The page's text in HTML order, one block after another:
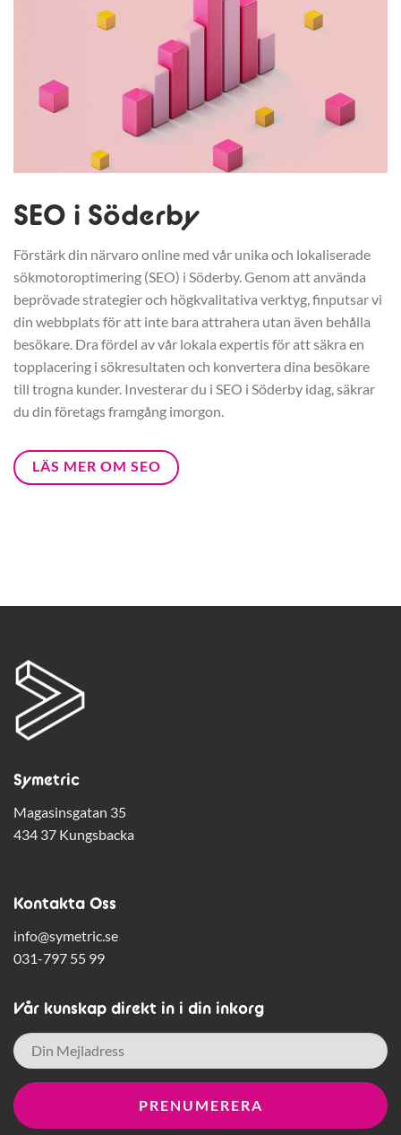
SEO i Söderby
Förstärk din närvaro online med vår unika och lokaliserade
sökmotoroptimering (SEO) i Söderby. Genom att använda
beprövade strategier och högkvalitativa verktyg, finputsar vi
din webbplats för att inte bara attrahera utan även behålla
besökare. Dra fördel av vår lokala expertis för att säkra en
topplacering i sökresultaten och konvertera dina besökare
till trogna kunder. Investerar du i SEO i Söderby idag, säkrar
du din företags framgång imorgon.
LÄS MER OM SEO
Symetric
Magasinsgatan 35
434 37 Kungsbacka
Kontakta Oss
info@symetric.se
031-797 55 99
Vår kunskap direkt in i din inkorg
E-
post *